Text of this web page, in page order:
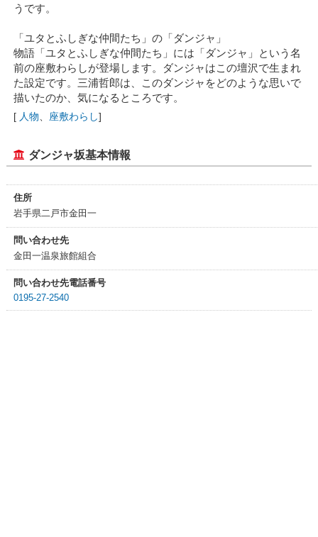
うです。
「ユタとふしぎな仲間たち」の「ダンジャ」
物語「ユタとふしぎな仲間たち」には「ダンジャ」という名
前の座敷わらしが登場します。ダンジャはこの壇沢で生まれ
た設定です。三浦哲郎は、このダンジャをどのような思いで
描いたのか、気になるところです。
[ 人物 座敷わらし]
ダンジャ坂基本情報
住所
岩手県二戸市金田一
問い合わせ先
金田一温泉旅館組合
問い合わせ先電話番号
0195-27-2540